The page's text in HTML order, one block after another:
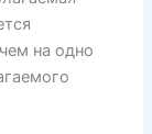
на одно